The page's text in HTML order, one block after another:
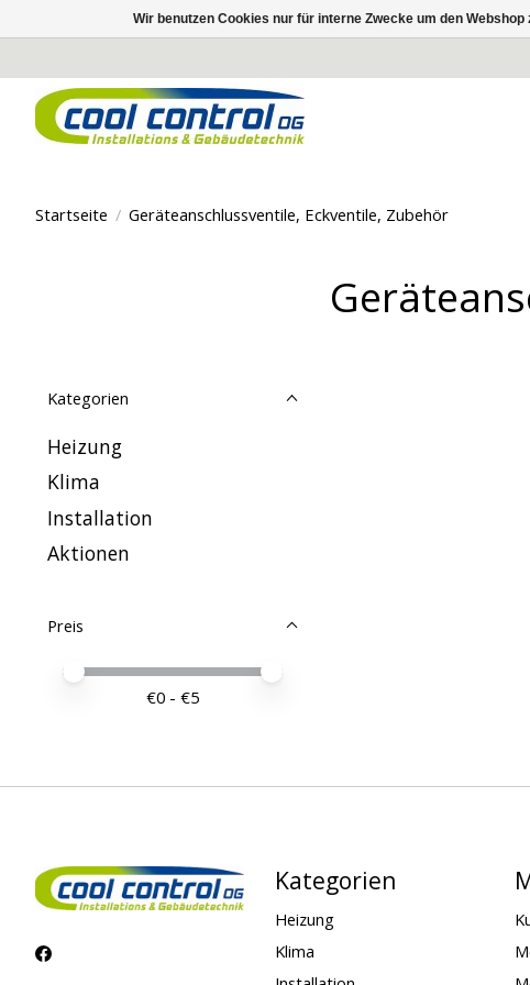
Startseite / Geräteanschlussventile, Eckventile, Zubehör
Kategorien
Heizung
Klima
Installation
Aktionen
Preis
Preis – Mindestwert
Price maximum value
€0 - €5
Kategorien
Heizung
Klima
Wir benutzen Cookies nur für interne Zwecke um den